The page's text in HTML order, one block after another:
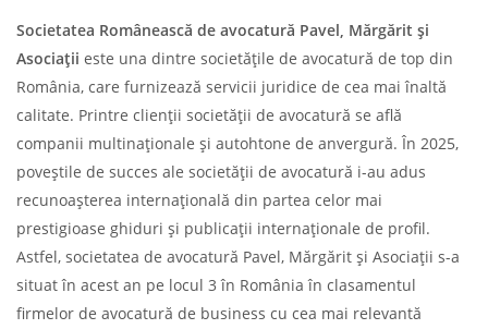
Societatea Românească de avocatură Pavel, Mărgărit și
Asociații este una dintre societățile de avocatură de top din
România, care furnizează servicii juridice de cea mai înaltă
calitate. Printre clienții societății de avocatură se află
companii multinaționale și autohtone de anvergură. În 2025,
poveștile de succes ale societății de avocatură i-au adus
recunoașterea internațională din partea celor mai
prestigioase ghiduri și publicații internaționale de profil.
Astfel, societatea de avocatură Pavel, Mărgărit și Asociații s-a
situat în acest an pe locul 3 în România în clasamentul
firmelor de avocatură de business cu cea mai relevantă